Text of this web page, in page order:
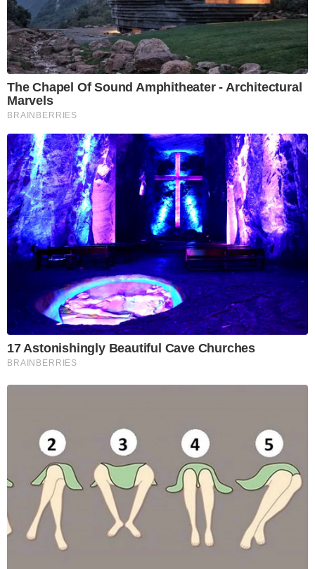
The Chapel Of Sound Amphitheater - Architectural
Marvels
BRAINBERRIES
17 Astonishingly Beautiful Cave Churches
BRAINBERRIES